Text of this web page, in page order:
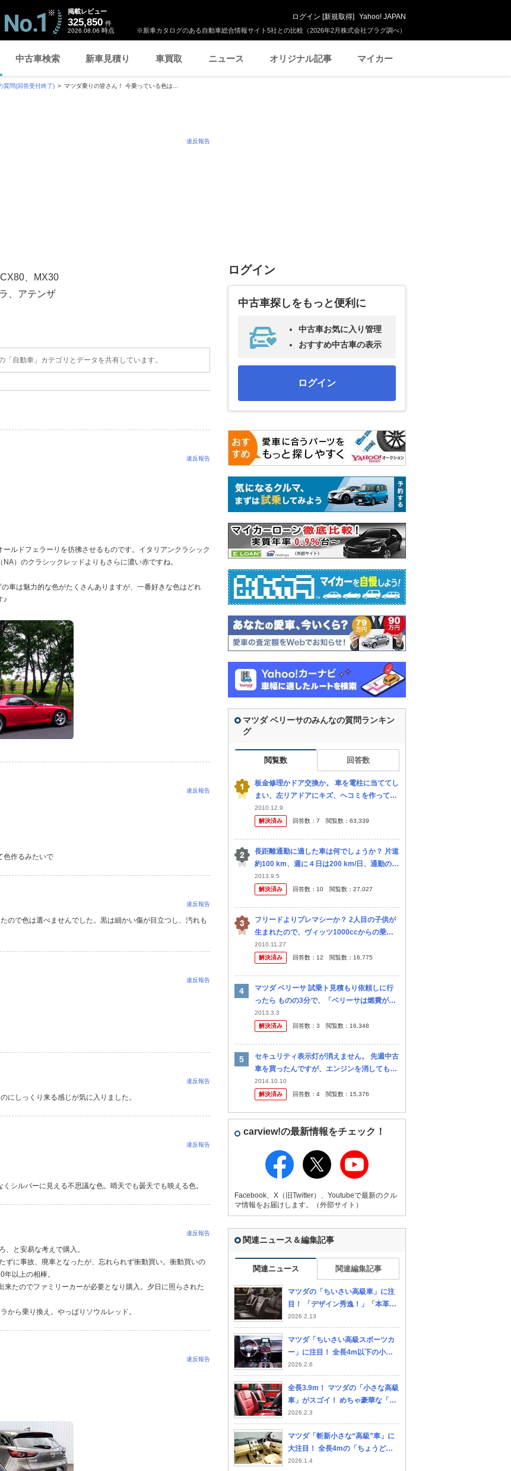
※新車カタログのある自動車総合情報サイト5社との比較（2026年2月株式会社プラグ調べ）
掲載レビュー
325,850 件
2026.08.06 時点
ログイン [新規取得] Yahoo! JAPAN
中古車検索 新車見積り 車買取 ニュース オリジナル記事 マイカー
質問(回答受付終了) マツダ乗りの皆さん！ 今乗っている色は...
違反報告
、MX30
、アテンザ
「自動車」カテゴリとデータを共有しています。
違反報告
ルドフェラーリを彷彿させるものです。イタリアンクラシック
）のクラシックレッドよりもさらに濃い赤ですね。
車は魅力的な色がたくさんありますが、一番好きな色はどれ
♪
違反報告
色作るみたいで
違反報告
ので色は選べませんでした。黒は細かい傷が目立つし、汚れも
違反報告
違反報告
にしっくり来る感じが気に入りました。
違反報告
シルバーに見える不思議な色。晴天でも曇天でも映える色。
違反報告
、と安易な考えで購入。
ずに事故、廃車となったが、忘れられず衝動買い。衝動買いの
以上の相棒。
たのでファミリーカーが必要となり購入。夕日に照らされた
から乗り換え。やっぱりソウルレッド。
違反報告
ログイン
中古車探しをもっと便利に
中古車お気に入り管理
おすすめ中古車の表示
ログイン
マツダ ベリーサのみんなの質問ランキン
グ
閲覧数 回答数
板金修理かドア交換か。 車を電柱に当ててし
まい、左リアドアにキズ、ヘコミを作ってし
まいました。まだ1年半ほどしか乗っていな
いマツダのベリーサです。車両保険に加入し
2010.12.9
解決済み
回答数： 7 閲覧数： 63,339
長距離通勤に適した車は何でしょうか？ 片道
約100 km、週に４日は200 km/日、通勤のた
めに高速道路を運転しているワーキングマザ
ーです。 共働きのため、主人（自宅と同じ市
2013.9.5
解決済み
回答数： 10 閲覧数： 27,027
フリードよりプレマシーか？ 2人目の子供が
生まれたので、ヴィッツ1000ccからの乗り
変えを考えています。 値段や維持費から、フ
リードを考えてホンダで試乗させてもらった
2010.11.27
解決済み
回答数： 12 閲覧数： 16,775
マツダ ベリーサ 試乗ト見積もり依頼しに行
ったら ものの3分で、「ベリーサは燃費が悪
い」、「燃費：16.4km/Lと書いてあるが実質
10㎞/Ｌ」「減税対象車でないので、初期費
2013.3.3
解決済み
回答数： 3 閲覧数： 16,348
セキュリティ表示灯が消えません。 先週中古
車を買ったんですが、エンジンを消しても表
示灯が消えなくて困ってます。鍵をしてその
まま放置してみてもずっと点滅しています。
2014.10.10
解決済み
回答数： 4 閲覧数： 15,376
carview!の最新情報をチェック！
Facebook、X（旧Twitter）、Youtubeで最新のクル
マ情報をお届けします。（外部サイト）
関連ニュース＆編集記事
関連ニュース 関連編集記事
マツダの「ちいさい高級車」に注
目！ 「デザイン秀逸！」「本革シ
ートがいい」と評判に！全長4mの
小型ボディに“クラス超え”豪華内
装がステキな「ベリーサ」とは！
2026.2.13
マツダ「ちいさい高級スポーツカ
ー」に注目！ 全長4m以下の小型
ボディに6速MT×2Lエンジン搭
載！ 上級セダン並みの“豪華イン
テリア”がスゴい「MXマイクロス
ポーツ」米国発表モデルとは！
2026.2.6
全長3.9m！ マツダの「小さな高級
車」がスゴイ！ めちゃ豪華な「本
革シート」も標準装備！ クラス超
えた“プレミアム”実現した「極上
コンパクトカー」ベリーサとは！
2026.2.3
マツダ「斬新小さな“高級”車」に
大注目！ 全長4mの「ちょうどい
い5ナンバーボディ」×クラス超え
2026.1.4